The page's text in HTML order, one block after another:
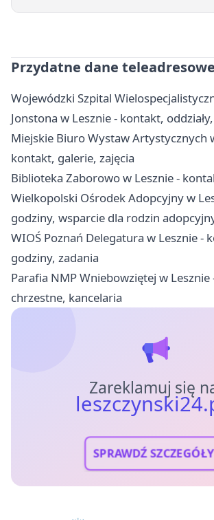
Przydatne dane teleadresowe
Wojewódzki Szpital
Jonstona w Lesznie - kontakt,
Miejskie Biuro Wystaw Artystycznych
kontakt, galerie, zajęcia
Biblioteka Zaborowo w Lesznie -
Wielkopolski Ośrodek Adopcyjny w
godziny, wsparcie dla rodzin
WIOŚ Poznań Delegatura w Lesznie -
godziny, zadania
Parafia NMP Wniebowziętej w
chrzestne, kancelaria
Zareklamuj się
SPRAWDŹ SZCZEGÓŁY